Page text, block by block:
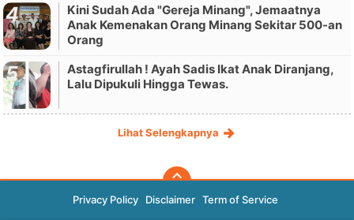
Kini Sudah Ada "Gereja Minang", Jemaatnya
Anak Kemenakan Orang Minang Sekitar 500-an
Orang
Astagfirullah ! Ayah Sadis Ikat Anak Diranjang,
Lalu Dipukuli Hingga Tewas.
Lihat Selengkapnya
Privacy Policy Disclaimer Term of Service